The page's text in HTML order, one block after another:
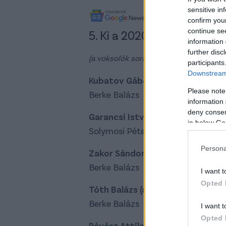
sensitive
confirm
continue
information
further
Please
information
deny
in below
I want
Opted
I want
Opted
A legfrissebb
5. Ki a 2020-as év
(a voksolók sorrendjét az NB I-es
Kubatov Gábor (a Ferencvárosi
Berke Balázs
Garancsi István (a MOL
Solymosi Péter
Zakor Sándor (az MTK
Berke Balázs
Tóth Balázs (a Puskás Akadémia
Berke Balázs